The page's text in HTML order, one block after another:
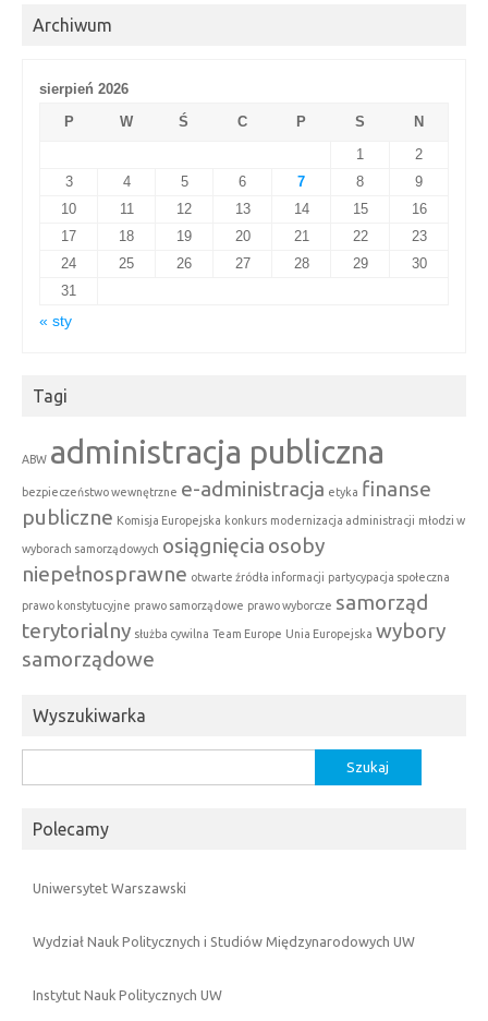
Archiwum
sierpień 2026
P
W Ś C P S
N
1
2
3
4 5 6 7 8
9
10
11 12 13 14 15
16
17
18 19 20 21 22
23
24
25 26 27 28 29
30
31
« sty
Tagi
ABW administracja publiczna
bezpieczeństwo wewnętrzne e-administracja etyka finanse
publiczne Komisja Europejska konkurs modernizacja administracji młodzi w
wyborach samorządowych osiągnięcia osoby
niepełnosprawne otwarte źródła informacji partycypacja społeczna
prawo konstytucyjne prawo samorządowe prawo wyborcze samorząd
terytorialny służba cywilna Team Europe Unia Europejska wybory
samorządowe
Wyszukiwarka
Polecamy
Uniwersytet Warszawski
Wydział Nauk Politycznych i Studiów Międzynarodowych UW
Instytut Nauk Politycznych UW